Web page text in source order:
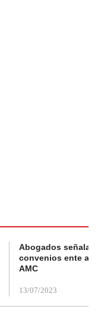
Abogados
convenios ente
AMC
13/07/2023